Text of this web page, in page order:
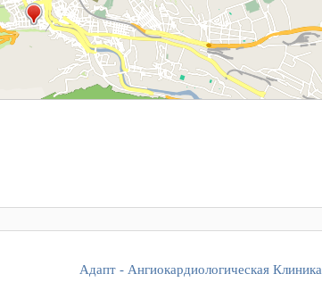
Адапт - Ангиокардиологическая Клиника